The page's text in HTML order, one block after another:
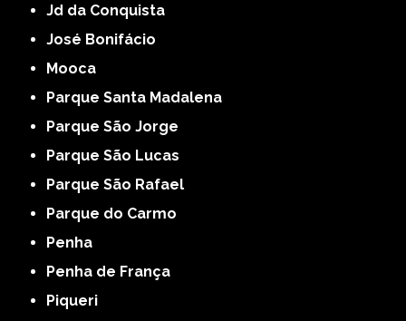
Jd da Conquista
José Bonifácio
Mooca
Parque Santa Madalena
Parque São Jorge
Parque São Lucas
Parque São Rafael
Parque do Carmo
Penha
Penha de França
Piqueri